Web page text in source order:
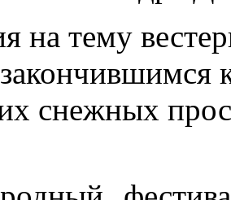
на тему
снежных